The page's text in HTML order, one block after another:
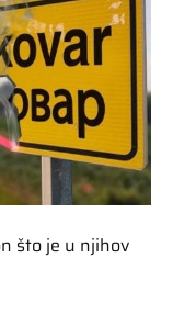
što je u njihov